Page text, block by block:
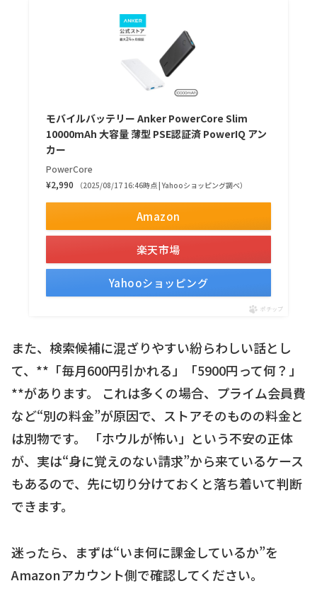
モバイルバッテリー Anker PowerCore Slim
10000mAh 大容量 薄型 PSE認証済 PowerIQ アン
カー
PowerCore
¥2,990
（2025/08/17 16:46時点 | Yahooショッピング調べ）
Amazon
楽天市場
Yahooショッピング
ポチップ
また、検索候補に混ざりやすい紛らわしい話とし
て、**「毎月600円引かれる」「5900円って何？」
**があります。 これは多くの場合、プライム会員費
など“別の料金”が原因で、ストアそのものの料金と
は別物です。 「ホウルが怖い」という不安の正体
が、実は“身に覚えのない請求”から来ているケース
もあるので、先に切り分けておくと落ち着いて判断
できます。
迷ったら、まずは“いま何に課金しているか”を
Amazonアカウント側で確認してください。